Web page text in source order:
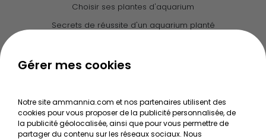
Choisir ses plantes d'aquarium
Secrets de réussite d'un aquarium planté
Le journal d'Ammannia
Recherche de Notices de produits
Mentions légales
Gérer mes cookies
Notre site ammannia.com et nos partenaires utilisent des
cookies pour vous proposer de la publicité personnalisée, de
la publicité géolocalisée, ainsi que pour vous permettre de
partager du contenu sur les réseaux sociaux. Nous